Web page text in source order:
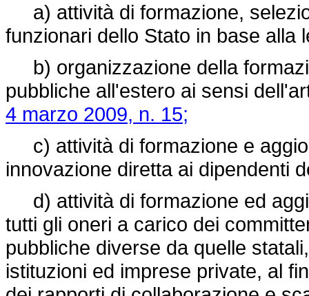
a) attività di formazione,
funzionari dello Stato in base alla
b) organizzazione della
pubbliche all'estero ai sensi
4 marzo 2009, n. 15;
c) attività di formazione e
innovazione diretta ai dipendenti
d) attività di formazione ed
tutti gli oneri a carico dei
pubbliche diverse da quelle
istituzioni ed imprese private, al